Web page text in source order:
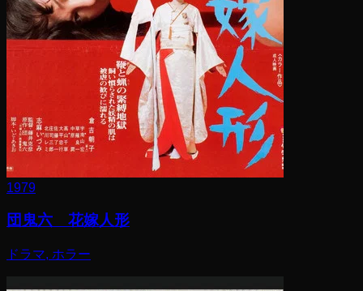
1979
団鬼六 花嫁人形
ドラマ, ホラー